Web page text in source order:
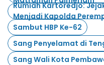
Rumiah Kartoredjo:
Menjadi Kapolda
Sambut HBP Ke-62
Sang Penyelamat di
Sang Wali Kota